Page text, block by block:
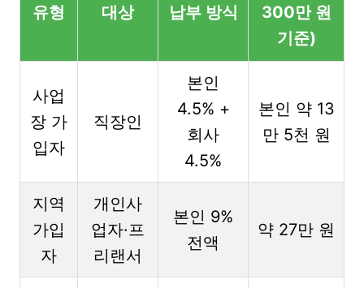
유형 대상 납부 방식
300만 원
기준)
사업
장 가
입자
직장인
본인
4.5% +
회사
4.5%
본인 약 13
만 5천 원
지역
가입
자
개인사
업자·프
리랜서
본인 9%
전액
약 27만 원